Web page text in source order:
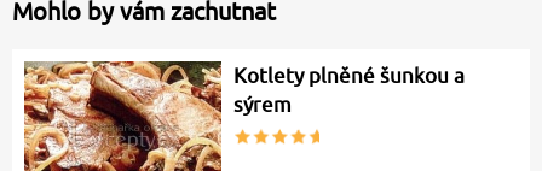
Mohlo by vám zachutnat
Kotlety plněné šunkou a
sýrem